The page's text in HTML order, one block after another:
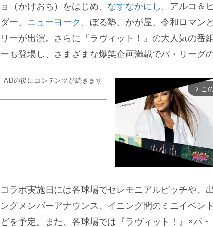
（かけおち）をはじめ、 なすなかにし 、アルコ＆
ー、 ニューヨーク 、ぼる塾、かが屋、令和ロマン
リーが出演。さらに『ラヴィット！』の大人気の番
ーも登場し、さまざまな爆笑企画満載でパ・リーグ
ADの後にコンテンツが続きます
arrow_forward_ios こ
ラボ実施日には各球場でセレモニアルピッチや、
ングメンバーアナウンス、イニング間のミニイベン
を予定。また、各球場では『ラヴィット！』×パ